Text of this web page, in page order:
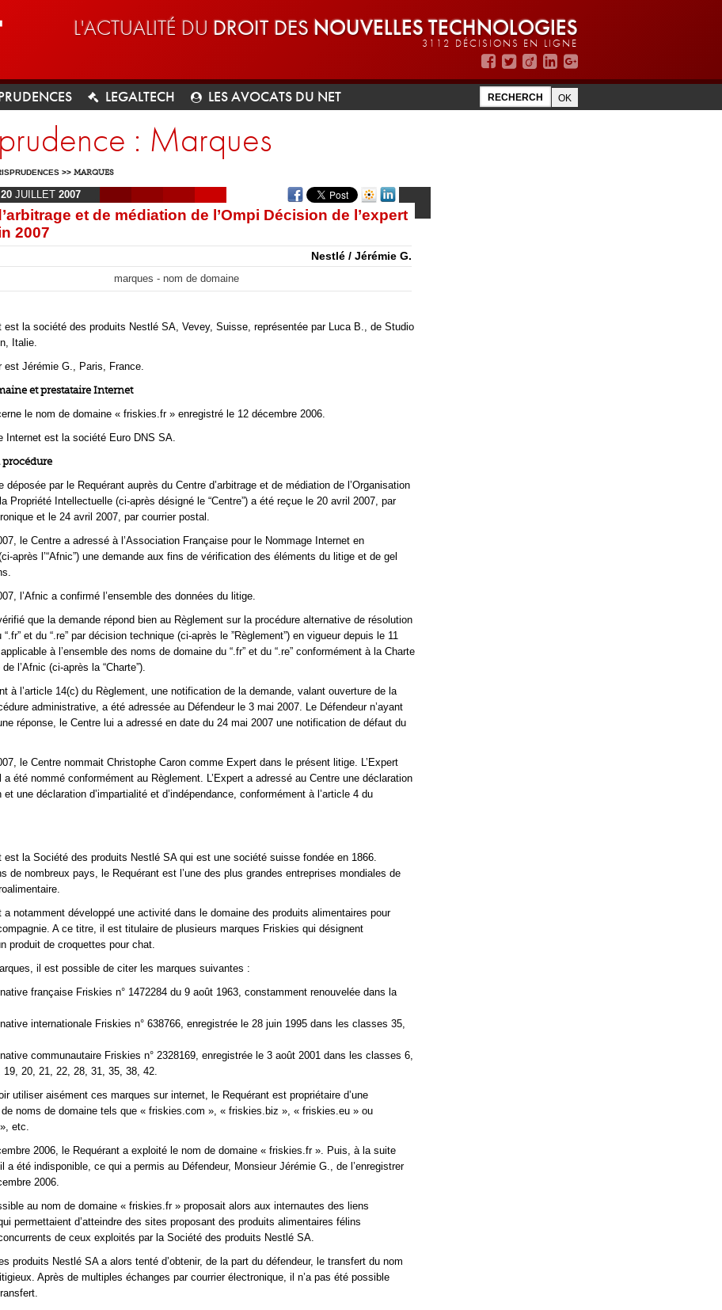
L'ACTUALITÉ DU DROIT DES NOUVELLES TECHNOLOGIES
3112 DÉCISIONS EN LIGNE
LEGALTECH LES AVOCATS DU NET
: Marques
>> MARQUES
20 JUILLET 2007
et de médiation de l’Ompi Décision de l’expert
2007
Nestlé / Jérémie G.
marques - nom de domaine
est la société des produits Nestlé SA, Vevey, Suisse, représentée par Luca B., de Studio
Italie.
est Jérémie G., Paris, France.
et prestataire Internet
le nom de domaine « friskies.fr » enregistré le 12 décembre 2006.
Internet est la société Euro DNS SA.
procédure
déposée par le Requérant auprès du Centre d’arbitrage et de médiation de l’Organisation
Propriété Intellectuelle (ci-après désigné le “Centre”) a été reçue le 20 avril 2007, par
et le 24 avril 2007, par courrier postal.
le Centre a adressé à l’Association Française pour le Nommage Internet en
après l’“Afnic”) une demande aux fins de vérification des éléments du litige et de gel
l’Afnic a confirmé l’ensemble des données du litige.
que la demande répond bien au Règlement sur la procédure alternative de résolution
et du “.re” par décision technique (ci-après le ”Règlement”) en vigueur depuis le 11
à l’ensemble des noms de domaine du “.fr” et du “.re” conformément à la Charte
l’Afnic (ci-après la “Charte”).
à l’article 14(c) du Règlement, une notification de la demande, valant ouverture de la
administrative, a été adressée au Défendeur le 3 mai 2007. Le Défendeur n’ayant
réponse, le Centre lui a adressé en date du 24 mai 2007 une notification de défaut du
le Centre nommait Christophe Caron comme Expert dans le présent litige. L’Expert
a été nommé conformément au Règlement. L’Expert a adressé au Centre une déclaration
et une déclaration d’impartialité et d’indépendance, conformément à l’article 4 du
est la Société des produits Nestlé SA qui est une société suisse fondée en 1866.
de nombreux pays, le Requérant est l’une des plus grandes entreprises mondiales de
a notamment développé une activité dans le domaine des produits alimentaires pour
A ce titre, il est titulaire de plusieurs marques Friskies qui désignent
produit de croquettes pour chat.
il est possible de citer les marques suivantes :
française Friskies n° 1472284 du 9 août 1963, constamment renouvelée dans la
internationale Friskies n° 638766, enregistrée le 28 juin 1995 dans les classes 35,
communautaire Friskies n° 2328169, enregistrée le 3 août 2001 dans les classes 6,
19, 20, 21, 22, 28, 31, 35, 38, 42.
utiliser aisément ces marques sur internet, le Requérant est propriétaire d’une
noms de domaine tels que « friskies.com », « friskies.biz », « friskies.eu » ou
etc.
2006, le Requérant a exploité le nom de domaine « friskies.fr ». Puis, à la suite
il a été indisponible, ce qui a permis au Défendeur, Monsieur Jérémie G., de l’enregistrer
2006.
au nom de domaine « friskies.fr » proposait alors aux internautes des liens
permettaient d’atteindre des sites proposant des produits alimentaires félins
de ceux exploités par la Société des produits Nestlé SA.
produits Nestlé SA a alors tenté d’obtenir, de la part du défendeur, le transfert du nom
Après de multiples échanges par courrier électronique, il n’a pas été possible